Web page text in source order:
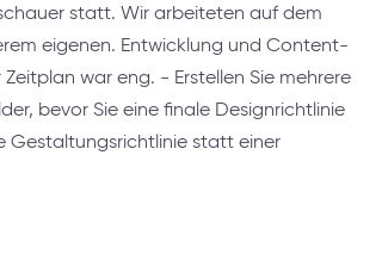
statt. Wir arbeiteten auf dem
eigenen. Entwicklung und Content-
war eng. - Erstellen Sie mehrere
bevor Sie eine finale Designrichtlinie
Gestaltungsrichtlinie statt einer